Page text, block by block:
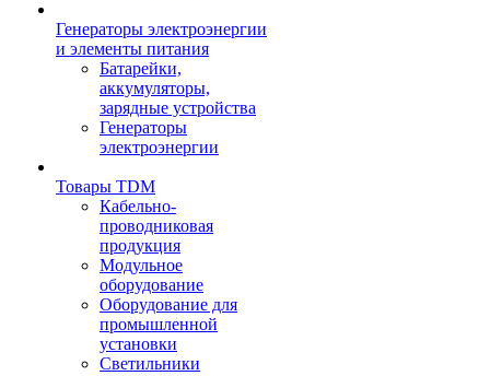
Генераторы электроэнергии
и элементы питания
Батарейки,
аккумуляторы,
зарядные устройства
Генераторы
электроэнергии
Товары TDM
Кабельно-
проводниковая
продукция
Модульное
оборудование
Оборудование для
промышленной
установки
Светильники